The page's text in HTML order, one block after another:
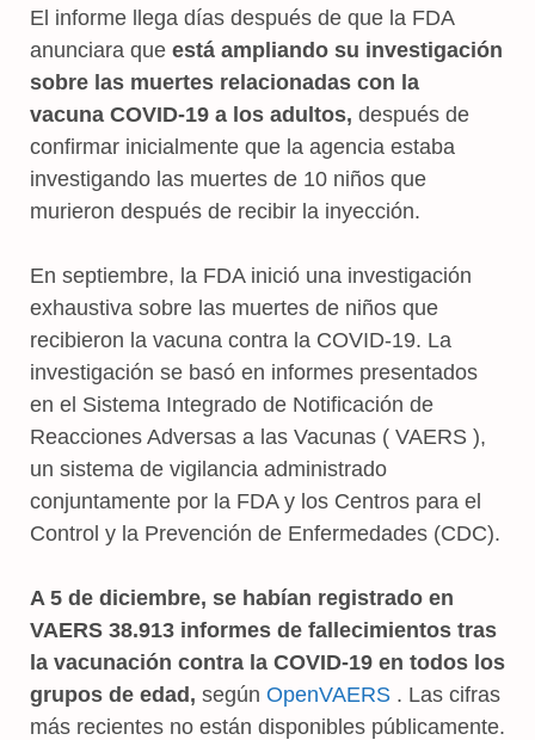
El informe llega días después de que la FDA
anunciara que está ampliando su investigación
sobre las muertes relacionadas con la
vacuna COVID-19 a los adultos, después de
confirmar inicialmente que la agencia estaba
investigando las muertes de 10 niños que
murieron después de recibir la inyección.
En septiembre, la FDA inició una investigación
exhaustiva sobre las muertes de niños que
recibieron la vacuna contra la COVID-19. La
investigación se basó en informes presentados
en el Sistema Integrado de Notificación de
Reacciones Adversas a las Vacunas ( VAERS ),
un sistema de vigilancia administrado
conjuntamente por la FDA y los Centros para el
Control y la Prevención de Enfermedades (CDC).
A 5 de diciembre, se habían registrado en
VAERS 38.913 informes de fallecimientos tras
la vacunación contra la COVID-19 en todos los
grupos de edad, según OpenVAERS . Las cifras
más recientes no están disponibles públicamente.